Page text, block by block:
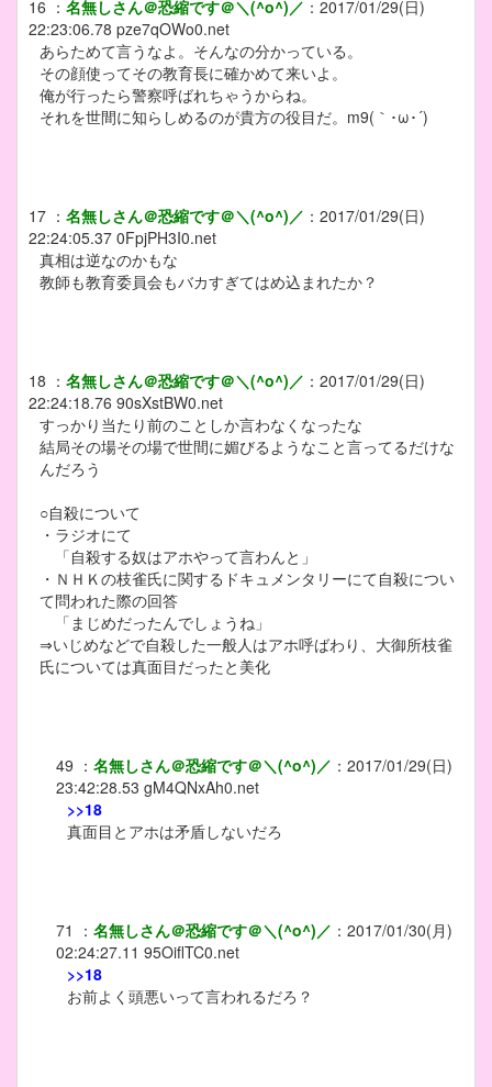
16 ： 名無しさん＠恐縮です＠＼(^o^)／ ： 2017/01/29(日)
22:23:06.78 pze7qOWo0.net
あらためて言うなよ。そんなの分かっている。
その顔使ってその教育長に確かめて来いよ。
俺が行ったら警察呼ばれちゃうからね。
それを世間に知らしめるのが貴方の役目だ。m9(｀･ω･´)
17 ： 名無しさん＠恐縮です＠＼(^o^)／ ： 2017/01/29(日)
22:24:05.37 0FpjPH3I0.net
真相は逆なのかもな
教師も教育委員会もバカすぎてはめ込まれたか？
18 ： 名無しさん＠恐縮です＠＼(^o^)／ ： 2017/01/29(日)
22:24:18.76 90sXstBW0.net
すっかり当たり前のことしか言わなくなったな
結局その場その場で世間に媚びるようなこと言ってるだけな
んだろう
○自殺について
・ラジオにて
「自殺する奴はアホやって言わんと」
・ＮＨＫの枝雀氏に関するドキュメンタリーにて自殺につい
て問われた際の回答
「まじめだったんでしょうね」
⇒いじめなどで自殺した一般人はアホ呼ばわり、大御所枝雀
氏については真面目だったと美化
49 ： 名無しさん＠恐縮です＠＼(^o^)／ ： 2017/01/29(日)
23:42:28.53 gM4QNxAh0.net
>>18
真面目とアホは矛盾しないだろ
71 ： 名無しさん＠恐縮です＠＼(^o^)／ ： 2017/01/30(月)
02:24:27.11 95OiflTC0.net
>>18
お前よく頭悪いって言われるだろ？